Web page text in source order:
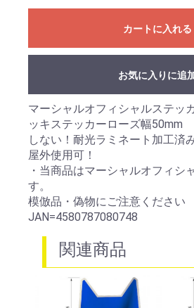
カートに入れる
お気に入りに追
マーシャルオフィシャルステッ
ッキステッカーローズ幅50mm
しない！耐光ラミネート加工済
屋外使用可！
・当商品はマーシャルオフィシ
す。
模倣品・偽物にご注意ください
JAN=4580787080748
関連商品